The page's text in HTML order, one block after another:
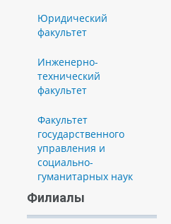
Юридический
факультет
Инженерно-
технический
факультет
Факультет
государственного
управления и
социально-
гуманитарных наук
Филиалы